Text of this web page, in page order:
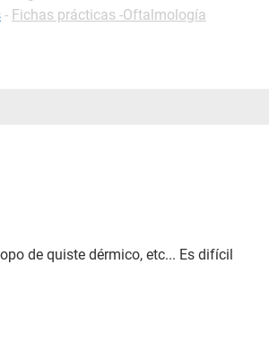
- Fichas prácticas -Oftalmología
de quiste dérmico, etc... Es difícil